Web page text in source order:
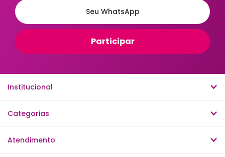
Institucional
Categorias
Atendimento